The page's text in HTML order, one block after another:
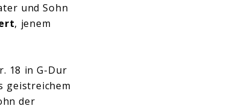
und Sohn
, jenem
18 in G-Dur
geistreichem
der